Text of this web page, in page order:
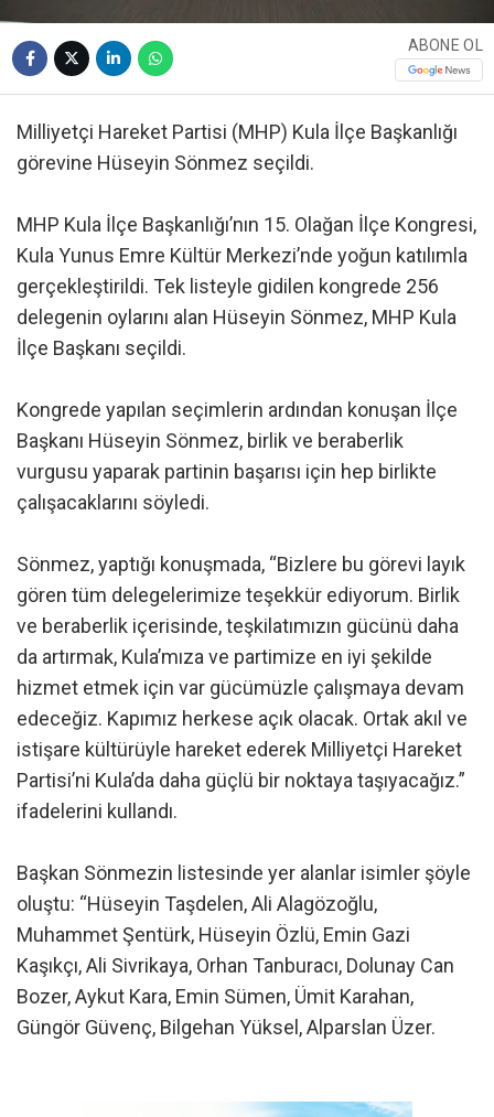
ABONE OL
Milliyetçi Hareket Partisi (MHP) Kula İlçe Başkanlığı
görevine Hüseyin Sönmez seçildi.
MHP Kula İlçe Başkanlığı’nın 15. Olağan İlçe Kongresi,
Kula Yunus Emre Kültür Merkezi’nde yoğun katılımla
gerçekleştirildi. Tek listeyle gidilen kongrede 256
delegenin oylarını alan Hüseyin Sönmez, MHP Kula
İlçe Başkanı seçildi.
Kongrede yapılan seçimlerin ardından konuşan İlçe
Başkanı Hüseyin Sönmez, birlik ve beraberlik
vurgusu yaparak partinin başarısı için hep birlikte
çalışacaklarını söyledi.
Sönmez, yaptığı konuşmada, “Bizlere bu görevi layık
gören tüm delegelerimize teşekkür ediyorum. Birlik
ve beraberlik içerisinde, teşkilatımızın gücünü daha
da artırmak, Kula’mıza ve partimize en iyi şekilde
hizmet etmek için var gücümüzle çalışmaya devam
edeceğiz. Kapımız herkese açık olacak. Ortak akıl ve
istişare kültürüyle hareket ederek Milliyetçi Hareket
Partisi’ni Kula’da daha güçlü bir noktaya taşıyacağız.”
ifadelerini kullandı.
Başkan Sönmezin listesinde yer alanlar isimler şöyle
oluştu: “Hüseyin Taşdelen, Ali Alagözoğlu,
Muhammet Şentürk, Hüseyin Özlü, Emin Gazi
Kaşıkçı, Ali Sivrikaya, Orhan Tanburacı, Dolunay Can
Bozer, Aykut Kara, Emin Sümen, Ümit Karahan,
Güngör Güvenç, Bilgehan Yüksel, Alparslan Üzer.